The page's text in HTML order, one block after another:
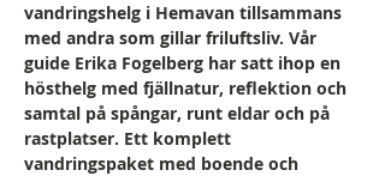
vandringshelg i Hemavan tillsammans
med andra som gillar friluftsliv. Vår
guide Erika Fogelberg har satt ihop en
hösthelg med fjällnatur, reflektion och
samtal på spångar, runt eldar och på
rastplatser. Ett komplett
vandringspaket med boende och